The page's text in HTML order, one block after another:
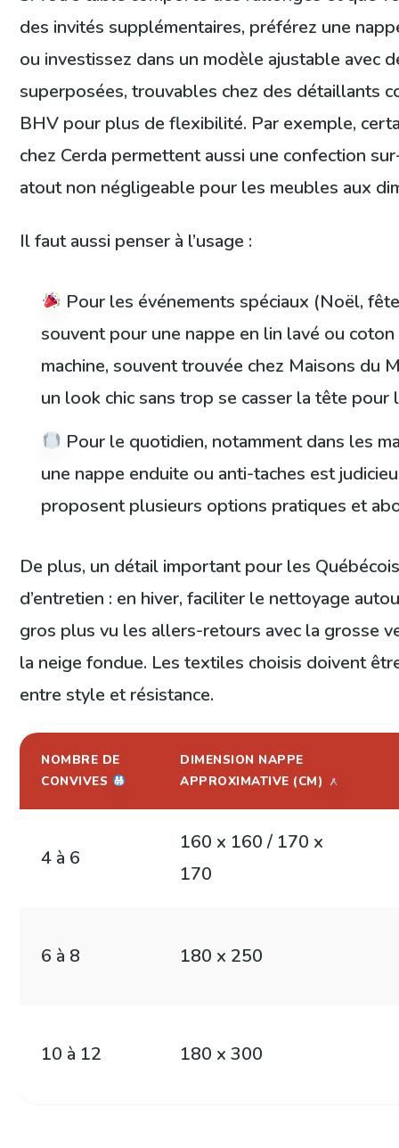
des invités supplémentaires, préférez une
ou investissez dans un modèle ajustable avec
superposées, trouvables chez des détaillants
BHV pour plus de flexibilité. Par exemple,
chez Cerda permettent aussi une confection
atout non négligeable pour les meubles aux
Il faut aussi penser à l’usage :
Pour les événements spéciaux (Noël,
souvent pour une nappe en lin lavé ou
machine, souvent trouvée chez Maisons du
un look chic sans trop se casser la tête pour
Pour le quotidien, notamment dans les
une nappe enduite ou anti-taches est
proposent plusieurs options pratiques et
De plus, un détail important pour les
d’entretien : en hiver, faciliter le nettoyage
gros plus vu les allers-retours avec la grosse
la neige fondue. Les textiles choisis doivent
entre style et résistance.
NOMBRE DE
CONVIVES
DIMENSION NAPPE
APPROXIMATIVE (CM)
4 à 6
160 x 160 / 170 x
170
6 à 8 180 x 250
10 à 12 180 x 300